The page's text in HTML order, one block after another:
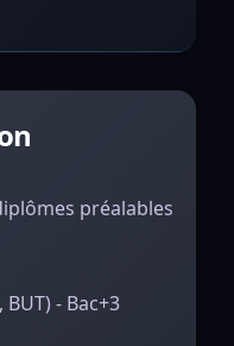
préalables
- Bac+3